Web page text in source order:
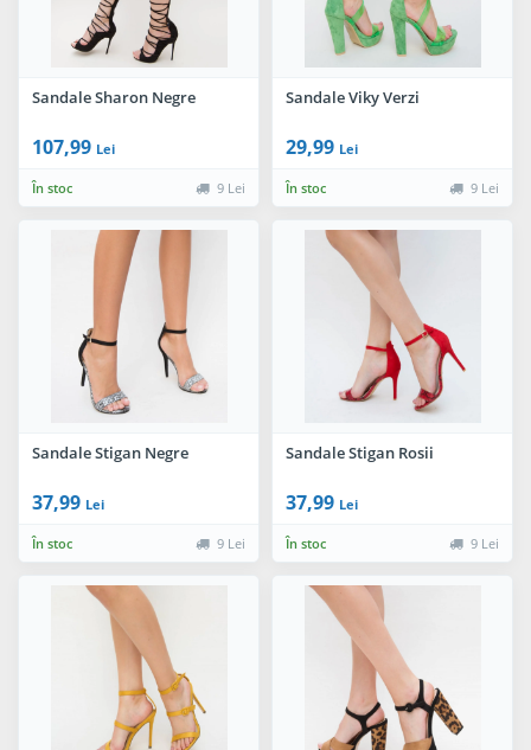
Sandale Sharon Negre
107,99 Lei
În stoc 9 Lei
Sandale Viky Verzi
29,99 Lei
În stoc 9 Lei
Sandale Stigan Negre
37,99 Lei
În stoc 9 Lei
Sandale Stigan Rosii
37,99 Lei
În stoc 9 Lei